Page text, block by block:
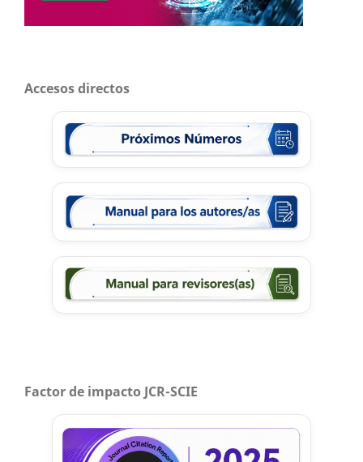
Accesos directos
Factor de impacto JCR-SCIE